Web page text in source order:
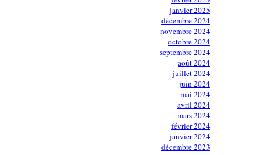
janvier 2025
décembre 2024
novembre 2024
octobre 2024
septembre 2024
août 2024
juillet 2024
juin 2024
mai 2024
avril 2024
mars 2024
février 2024
janvier 2024
décembre 2023